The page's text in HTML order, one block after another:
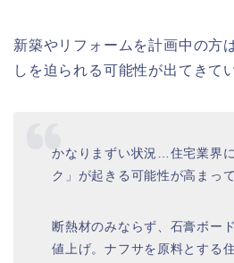
新築やリフォームを計画中の方
しを迫られる可能性が出てきて
かなりまずい状況…住宅業界
ク」が起きる可能性が高まって
断熱材のみならず、石膏ボー
値上げ。ナフサを原料とする